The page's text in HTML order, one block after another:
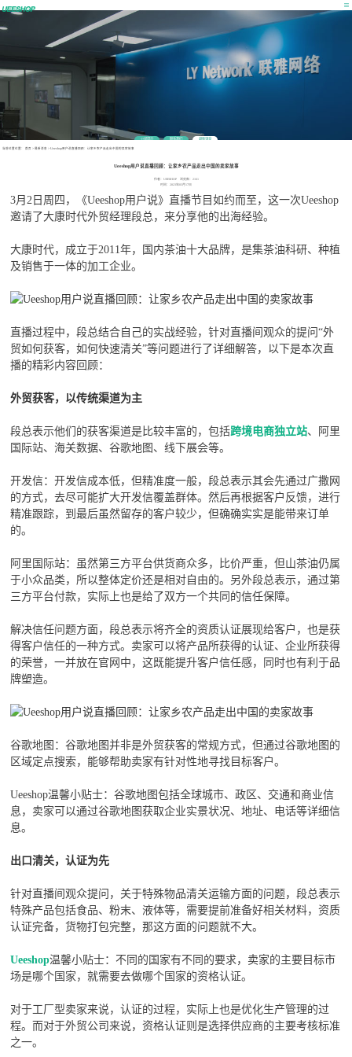
公司简介 联系我们 最新消息
当前位置位置： 首页 > 最新消息 > Ueeshop用户说直播回顾：让家乡农产品走出中国的卖家故事
Ueeshop用户说直播回顾：让家乡农产品走出中国的卖家故事
作者：UEESHOP 浏览数：2161
时间：2023年03月17日
3月2日周四，《Ueeshop用户说》直播节目如约而至，这一次Ueeshop
邀请了大康时代外贸经理段总，来分享他的出海经验。
大康时代，成立于2011年，国内茶油十大品牌，是集茶油科研、种植
及销售于一体的加工企业。
直播过程中，段总结合自己的实战经验，针对直播间观众的提问“外
贸如何获客，如何快速清关”等问题进行了详细解答，以下是本次直
播的精彩内容回顾：
外贸获客，以传统渠道为主
段总表示他们的获客渠道是比较丰富的，包括跨境电商独立站、阿里
国际站、海关数据、谷歌地图、线下展会等。
开发信：开发信成本低，但精准度一般，段总表示其会先通过广撒网
的方式，去尽可能扩大开发信覆盖群体。然后再根据客户反馈，进行
精准跟踪，到最后虽然留存的客户较少，但确确实实是能带来订单
的。
阿里国际站：虽然第三方平台供货商众多，比价严重，但山茶油仍属
于小众品类，所以整体定价还是相对自由的。另外段总表示，通过第
三方平台付款，实际上也是给了双方一个共同的信任保障。
解决信任问题方面，段总表示将齐全的资质认证展现给客户，也是获
得客户信任的一种方式。卖家可以将产品所获得的认证、企业所获得
的荣誉，一并放在官网中，这既能提升客户信任感，同时也有利于品
牌塑造。
谷歌地图：谷歌地图并非是外贸获客的常规方式，但通过谷歌地图的
区域定点搜索，能够帮助卖家有针对性地寻找目标客户。
Ueeshop温馨小贴士：谷歌地图包括全球城市、政区、交通和商业信
息，卖家可以通过谷歌地图获取企业实景状况、地址、电话等详细信
息。
出口清关，认证为先
针对直播间观众提问，关于特殊物品清关运输方面的问题，段总表示
特殊产品包括食品、粉末、液体等，需要提前准备好相关材料，资质
认证完备，货物打包完整，那这方面的问题就不大。
Ueeshop温馨小贴士：不同的国家有不同的要求，卖家的主要目标市
场是哪个国家，就需要去做哪个国家的资格认证。
对于工厂型卖家来说，认证的过程，实际上也是优化生产管理的过
程。而对于外贸公司来说，资格认证则是选择供应商的主要考核标准
之一。